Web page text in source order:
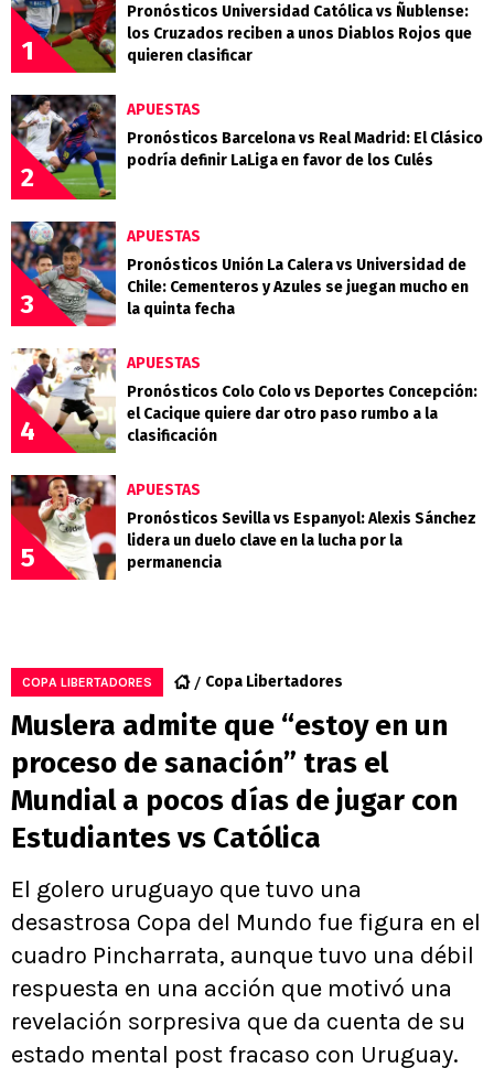
1
Pronósticos Universidad Católica vs Ñublense:
los Cruzados reciben a unos Diablos Rojos que
quieren clasificar
2
APUESTAS
Pronósticos Barcelona vs Real Madrid: El Clásico
podría definir LaLiga en favor de los Culés
3
APUESTAS
Pronósticos Unión La Calera vs Universidad de
Chile: Cementeros y Azules se juegan mucho en
la quinta fecha
4
APUESTAS
Pronósticos Colo Colo vs Deportes Concepción:
el Cacique quiere dar otro paso rumbo a la
clasificación
5
APUESTAS
Pronósticos Sevilla vs Espanyol: Alexis Sánchez
lidera un duelo clave en la lucha por la
permanencia
COPA LIBERTADORES Copa Libertadores
Muslera admite que “estoy en un
proceso de sanación” tras el
Mundial a pocos días de jugar con
Estudiantes vs Católica
El golero uruguayo que tuvo una
desastrosa Copa del Mundo fue figura en el
cuadro Pincharrata, aunque tuvo una débil
respuesta en una acción que motivó una
revelación sorpresiva que da cuenta de su
estado mental post fracaso con Uruguay.